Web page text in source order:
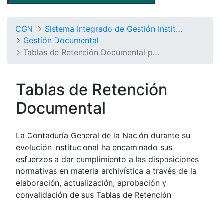
CGN
Sistema Integrado de Gestión Institucional
Gestión Documental
Tablas de Retención Documental por Procesos
Tablas de Retención
Documental
La Contaduría General de la Nación durante su
evolución institucional ha encaminado sus
esfuerzos a dar cumplimiento a las disposiciones
normativas en materia archivística a través de la
elaboración, actualización, aprobación y
convalidación de sus Tablas de Retención